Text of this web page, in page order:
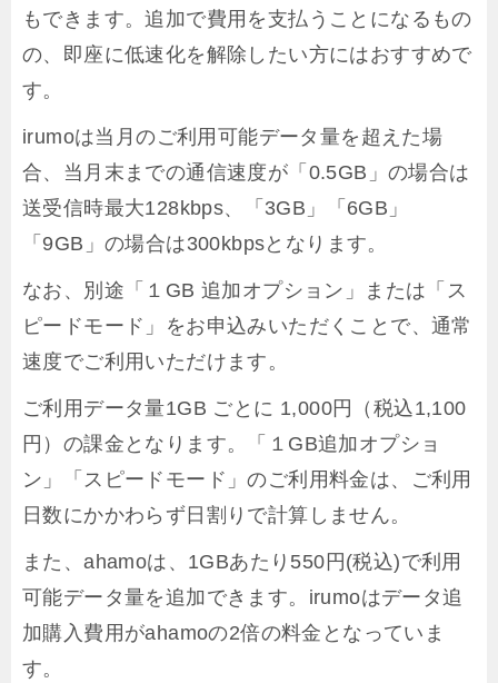
もできます。追加で費用を支払うことになるもの
の、即座に低速化を解除したい方にはおすすめで
す。
irumoは当月のご利用可能データ量を超えた場
合、当月末までの通信速度が「0.5GB」の場合は
送受信時最大128kbps、「3GB」「6GB」
「9GB」の場合は300kbpsとなります。
なお、別途「１GB 追加オプション」または「ス
ピードモード」をお申込みいただくことで、通常
速度でご利用いただけます。
ご利用データ量1GB ごとに 1,000円（税込1,100
円）の課金となります。「１GB追加オプショ
ン」「スピードモード」のご利用料金は、ご利用
日数にかかわらず日割りで計算しません。
また、ahamoは、1GBあたり550円(税込)で利用
可能データ量を追加できます。irumoはデータ追
加購入費用がahamoの2倍の料金となっていま
す。